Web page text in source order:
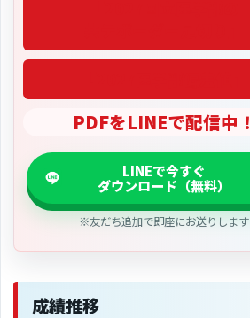
PDFをLINEで配信中！
※友だち追加で即座にお送りします
成績推移